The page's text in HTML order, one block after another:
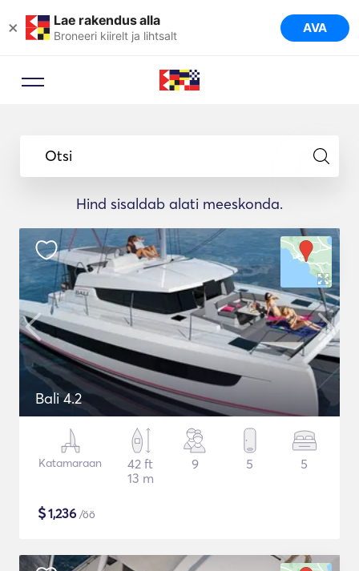
× Lae rakendus alla
Broneeri kiirelt ja lihtsalt AVA
Otsi
Hind sisaldab alati meeskonda.
Bali 4.2
Katamaraan
42 ft
13 m
9 5 5
$1,236 /öö